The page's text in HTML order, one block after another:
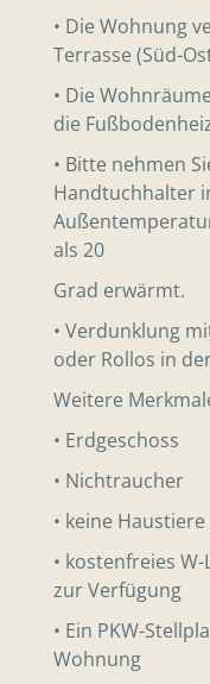
• Die Wohnung
Terrasse (Süd-
• Die
die
• Bitte nehmen
Handtuchhalter
als 20
Grad erwärmt.
• Verdunklung
oder Rollos in
Weitere
• Erdgeschoss
• Nichtraucher
• keine
• kostenfreies
zur Verfügung
• Ein PKW-
Wohnung